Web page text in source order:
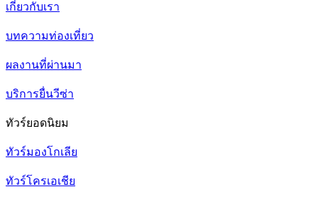
เกี่ยวกับเรา
บทความท่องเที่ยว
ผลงานที่ผ่านมา
บริการยื่นวีซ่า
ทัวร์ยอดนิยม
ทัวร์มองโกเลีย
ทัวร์โครเอเชีย